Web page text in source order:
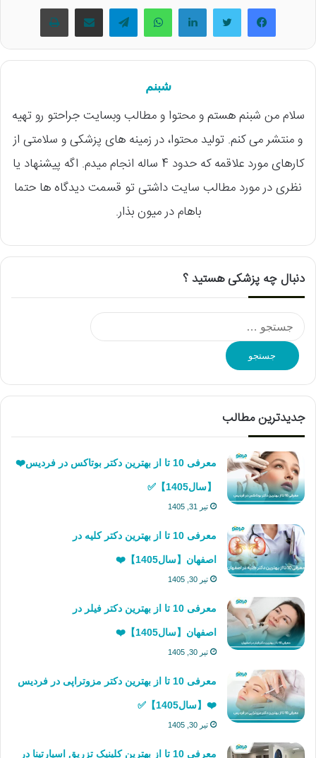
فیسبوکتوییتر لینکداینواتس آپ تلگرام اشتراک گذاری با ایمیل چاپ
شبنم
سلام من شبنم هستم و محتوا و مطالب وبسایت جراحتو رو تهیه
و منتشر می کنم. تولید محتوا، در زمینه های پزشکی و سلامتی از
کارهای مورد علاقمه که حدود 4 ساله انجام میدم. اگه پیشنهاد یا
نظری در مورد مطالب سایت داشتی تو قسمت دیدگاه ها حتما
باهام در میون بذار.
دنبال چه پزشکی هستید ؟
جستجو
برای:
جدیدترین مطالب
معرفی 10 تا از بهترین دکتر بوتاکس در فردیس❤️
【سال1405】✅
تیر 31, 1405
معرفی 10 تا از بهترین دکتر کلیه در
اصفهان【سال1405】❤️
تیر 30, 1405
معرفی 10 تا از بهترین دکتر فیلر در
اصفهان【سال1405】❤️
تیر 30, 1405
معرفی 10 تا از بهترین دکتر مزوتراپی در فردیس
❤️【سال1405】✅
تیر 30, 1405
معرفی 10 تا از بهترین کلینیک تزریق اسپارتینا در